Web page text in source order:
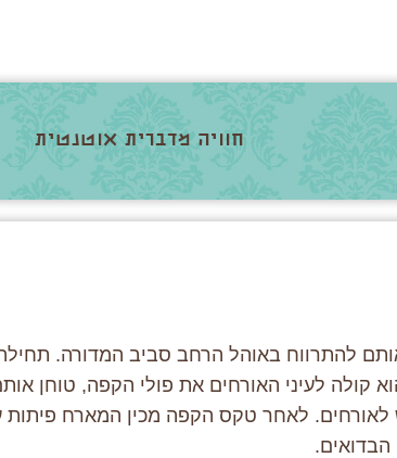
חוויה מדברית אוטנטית
להתרווח באוהל הרחב סביב המדורה.
קולה לעיני האורחים את פולי הקפה, טוחן
לאחר טקס הקפה מכין המארח פיתות
הבדואים.